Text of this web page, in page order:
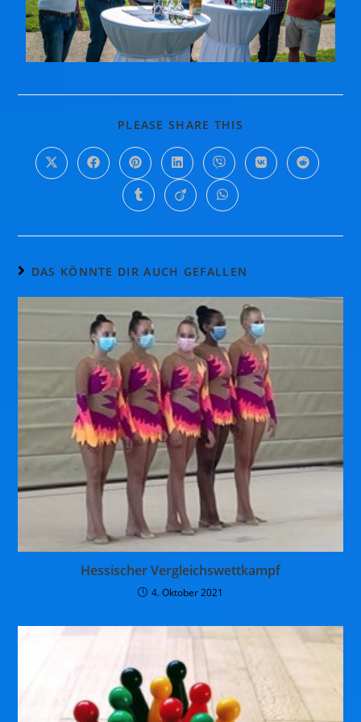
PLEASE SHARE THIS
DAS KÖNNTE DIR AUCH GEFALLEN
Hessischer Vergleichswettkampf
4. Oktober 2021